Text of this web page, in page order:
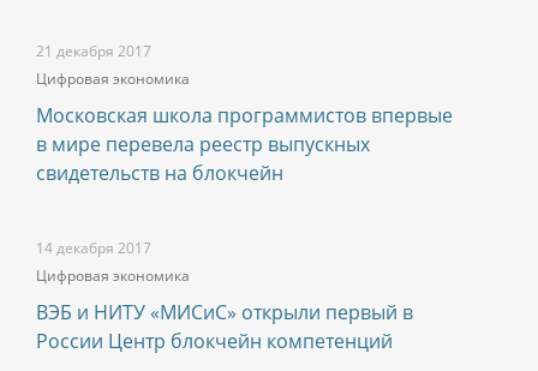
21 декабря 2017
Цифровая экономика
Московская школа программистов впервые
в мире перевела реестр выпускных
свидетельств на блокчейн
14 декабря 2017
Цифровая экономика
ВЭБ и НИТУ «МИСиС» открыли первый в
России Центр блокчейн компетенций